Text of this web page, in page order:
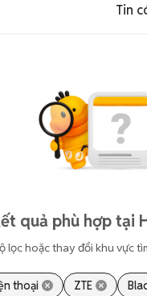
Tin
quả phù hợp tại
lọc hoặc thay đổi khu vực
thoại ZTE